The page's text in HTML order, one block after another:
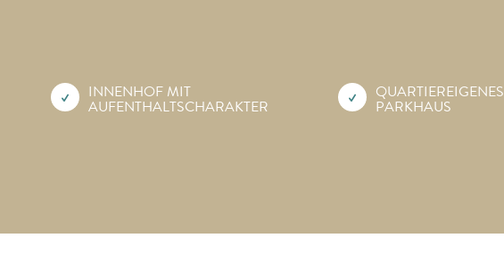
INNENHOF MIT
AUFENTHALTS­CHARAKTER
QUARTIEREIGENES
PARKHAUS